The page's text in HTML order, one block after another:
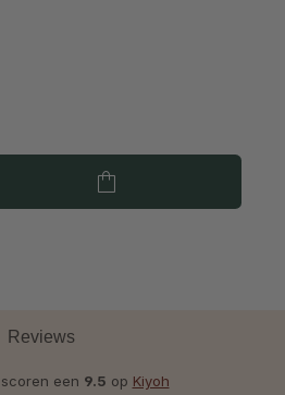
Reviews
een 9.5 op Kiyoh